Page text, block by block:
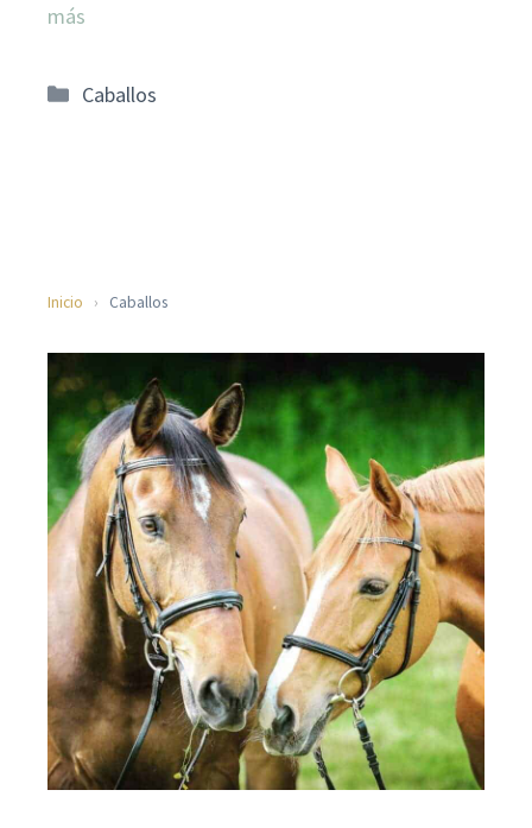
más
Categorías
Caballos
Inicio › Caballos